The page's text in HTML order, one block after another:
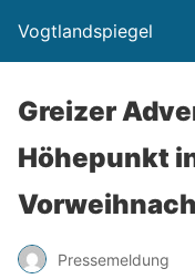
Vogtlandspiegel
Greizer
Höhepunkt
Pressemeldung